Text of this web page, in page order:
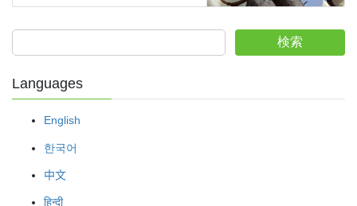
検索
Languages
English
한국어
中文
हिन्दी